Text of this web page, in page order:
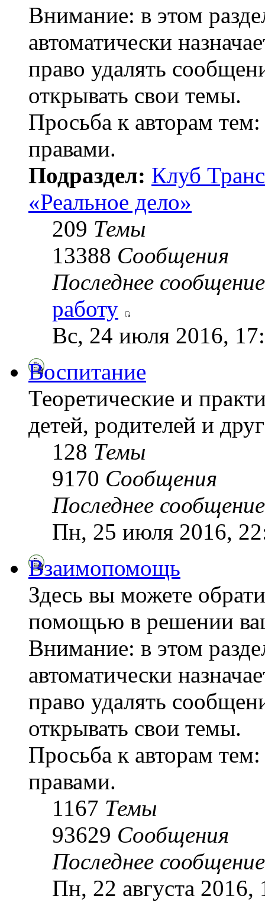
Внимание: в этом
автоматически
право удалять
открывать свои темы.
Просьба к авторам
правами.
Подраздел: Клуб
«Реальное дело»
209 Темы
13388 Сообщения
Последнее сообщение
работу
Вс, 24 июля 2016,
Воспитание
Теоретические и
детей, родителей и
128 Темы
9170 Сообщения
Последнее сообщение
Пн, 25 июля 2016,
Взаимопомощь
Здесь вы можете
помощью в решении
Внимание: в этом
автоматически
право удалять
открывать свои темы.
Просьба к авторам
правами.
1167 Темы
93629 Сообщения
Последнее сообщение
Пн, 22 августа